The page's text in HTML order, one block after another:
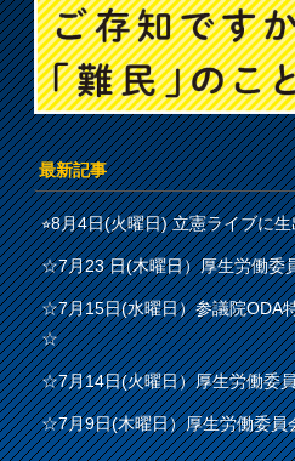
最新記事
⭐︎8月4日(火曜日) 立憲ライブに生
☆7月23 日(木曜日）厚生労働委
☆7月15日(水曜日）参議院ODA
☆
☆7月14日(火曜日）厚生労働委
☆7月9日(木曜日）厚生労働委